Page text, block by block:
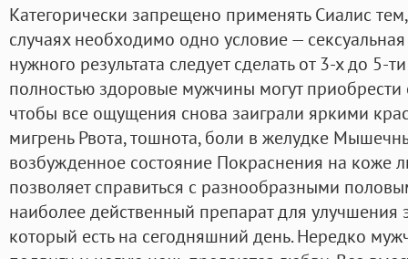
Категорически запрещено применять Сиалис
случаях необходимо одно условие —
нужного результата следует сделать от 3-х до 5-
полностью здоровые мужчины могут приобрести
чтобы все ощущения снова заиграли яркими
мигрень Рвота, тошнота, боли в желудке
возбужденное состояние Покраснения на коже
позволяет справиться с разнообразными
наиболее действенный препарат для улучшения
который есть на сегодняшний день. Нередко